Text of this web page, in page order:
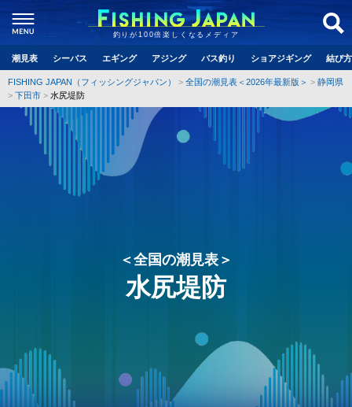
釣りが100倍楽しくなるメディア
潮見表 シーバス エギング アジング バス釣り ショアジギング 結び
FISHING JAPAN（フィッシングジャパン） 全国の潮見表＜2026年最新版＞
静岡県
下田市
水尻堤防
＜全国の潮見表＞
水尻堤防